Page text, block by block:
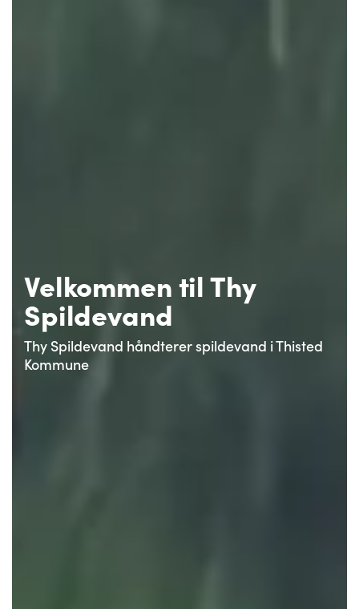
Velkommen til Thy
Spildevand
Thy Spildevand håndterer spildevand i Thisted
Kommune